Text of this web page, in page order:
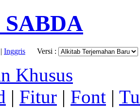
| Inggris Versi :
Khusus
| Fitur | Font |